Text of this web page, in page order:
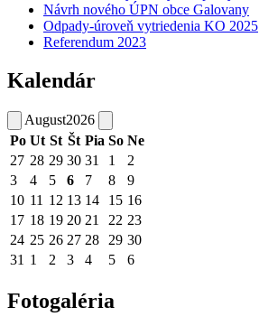
Návrh nového ÚPN obce Galovany
Odpady-úroveň vytriedenia KO 2025
Referendum 2023
Kalendár
August2026
Po Ut St Št Pia So Ne
27 28 29 30 31 1
2
3
4 5 6 7 8
9
10 11 12 13 14 15 16
17 18 19 20 21 22 23
24 25 26 27 28 29 30
31 1 2 3 4 5 6
Fotogaléria